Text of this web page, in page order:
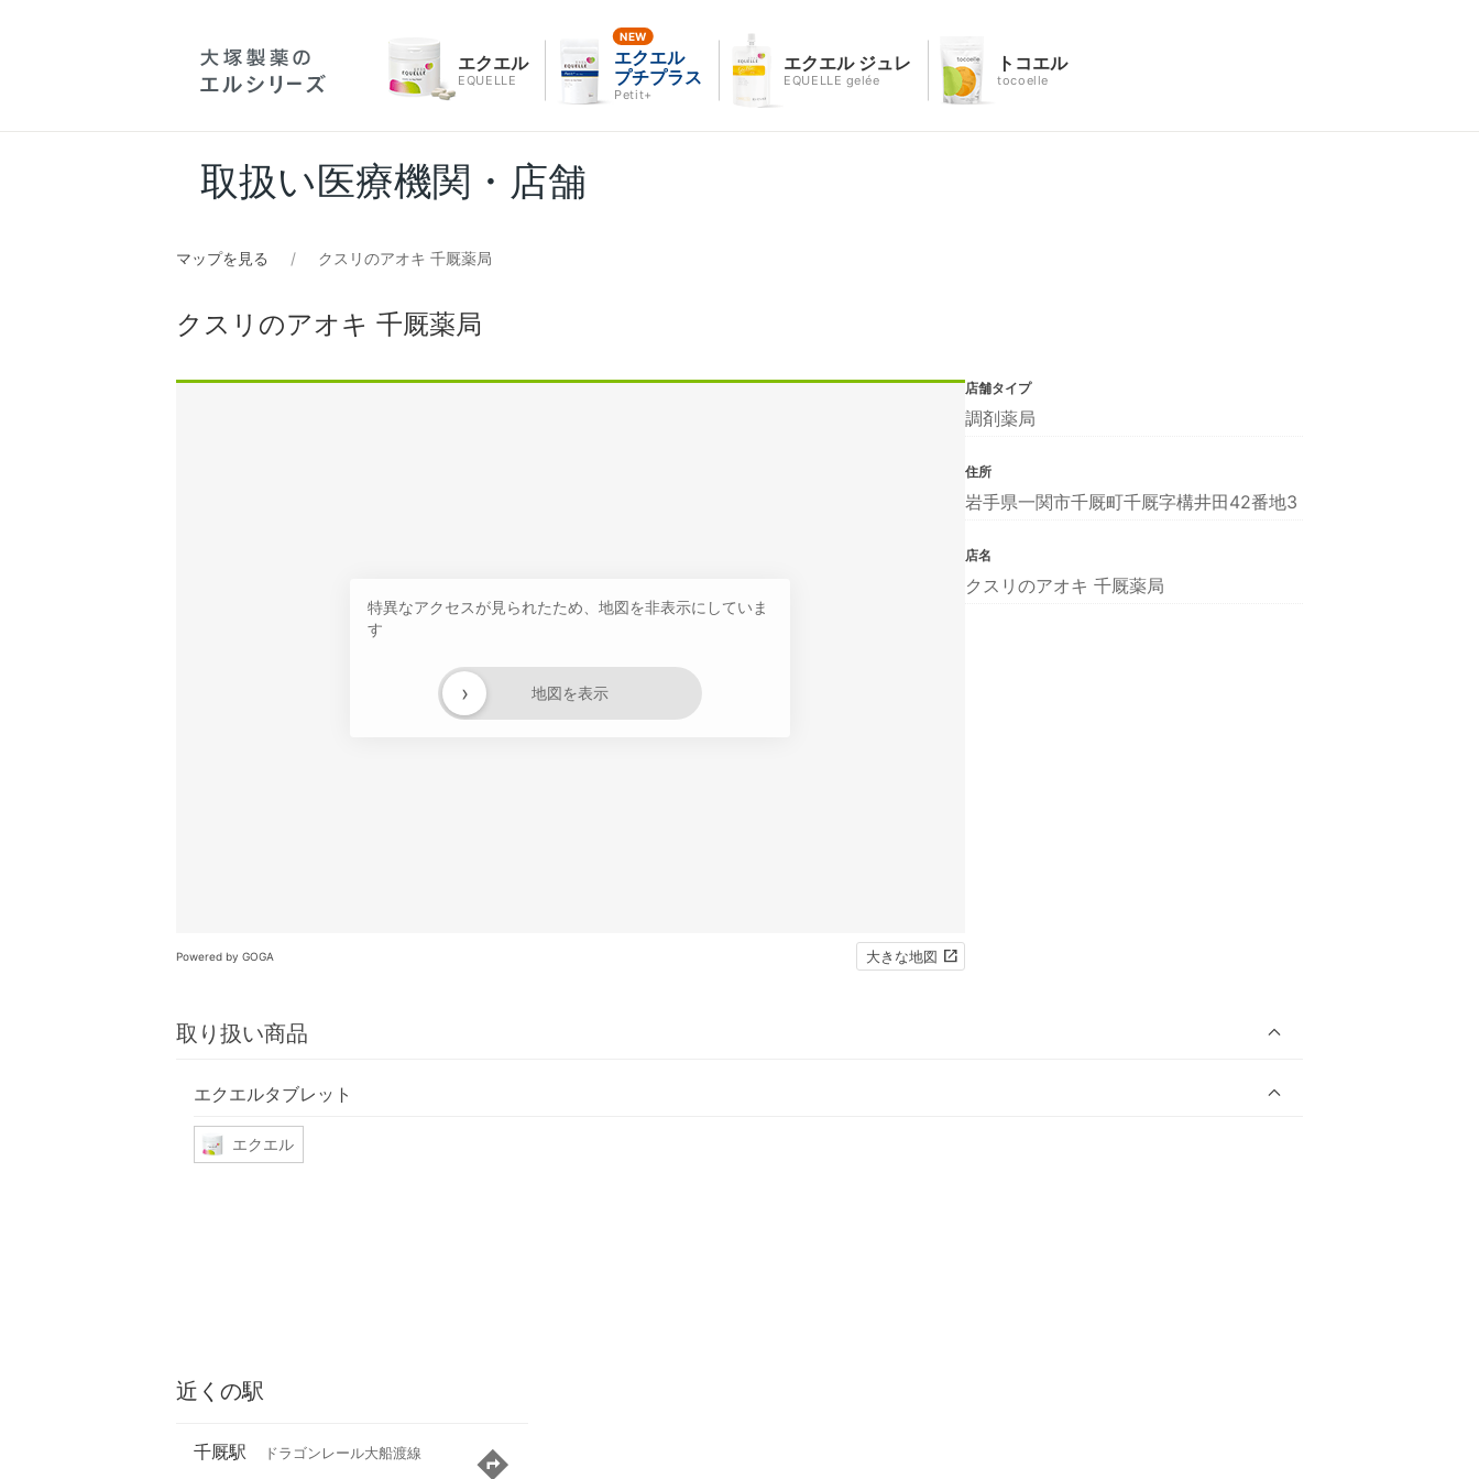
エクエル
EQUELLE
エクエル
プチプラス
Petit+
エクエル ジュレ
EQUELLE gelée
トコエル
tocoelle
取扱い医療機関・店舗
マップを見る クスリのアオキ 千厩薬局
クスリのアオキ 千厩薬局
特異なアクセスが見られたため、地図を非表示にしていま
す
地図を表示
›
Powered by GOGA 大きな地図
取り扱い商品
エクエルタブレット
エクエル
店舗タイプ
調剤薬局
住所
岩手県一関市千厩町千厩字構井田42番地3
店名
クスリのアオキ 千厩薬局
近くの駅
千厩駅 ドラゴンレール大船渡線